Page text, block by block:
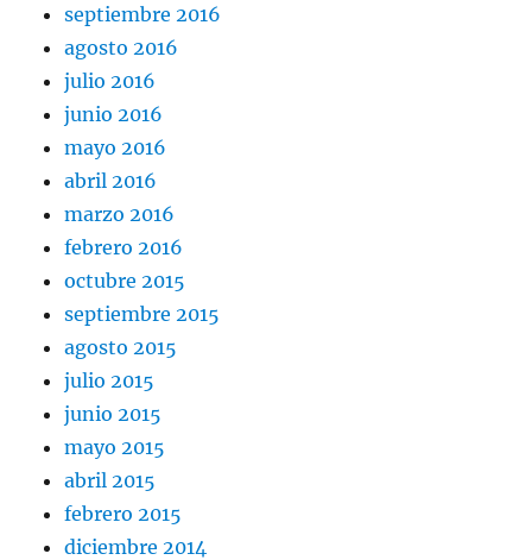
septiembre 2016
agosto 2016
julio 2016
junio 2016
mayo 2016
abril 2016
marzo 2016
febrero 2016
octubre 2015
septiembre 2015
agosto 2015
julio 2015
junio 2015
mayo 2015
abril 2015
febrero 2015
diciembre 2014